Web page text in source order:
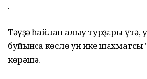
.
Тәүҙә һайлап алыу турҙары үтә,
буйынса көслө ун ике шахматсы
көрәшә.